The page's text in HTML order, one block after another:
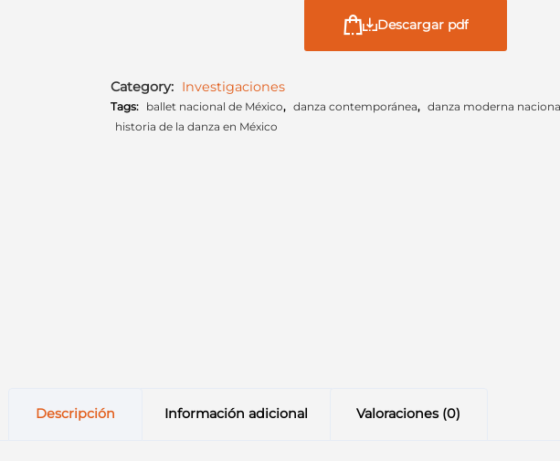
Descargar pdf
Category: Investigaciones
Tags: ballet nacional de México, danza contemporánea, danza moderna
historia de la danza en México
Descripción Información adicional Valoraciones (0)